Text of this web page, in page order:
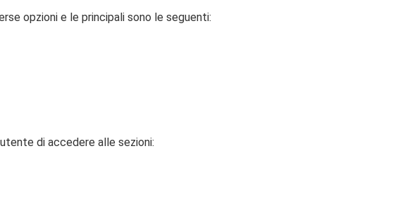
opzioni e le principali sono le seguenti:
di accedere alle sezioni: